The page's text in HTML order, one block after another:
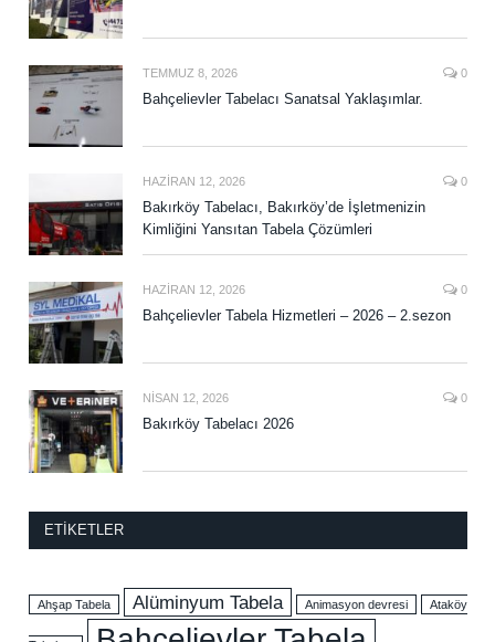
TEMMUZ 8, 2026 0
Bahçelievler Tabelacı Sanatsal Yaklaşımlar.
HAZIRAN 12, 2026 0
Bakırköy Tabelacı, Bakırköy’de İşletmenizin
Kimliğini Yansıtan Tabela Çözümleri
HAZIRAN 12, 2026 0
Bahçelievler Tabela Hizmetleri – 2026 – 2.sezon
NISAN 12, 2026 0
Bakırköy Tabelacı 2026
ETIKETLER
Ahşap Tabela Alüminyum Tabela Animasyon devresi Ataköy